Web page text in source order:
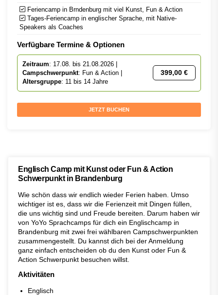
Feriencamp in Brndenburg mit viel Kunst, Fun & Action
Tages-Feriencamp in englischer Sprache, mit Native-
Speakers als Coaches
Verfügbare Termine & Optionen
Zeitraum: 17.08. bis 21.08.2026 |
Campschwerpunkt: Fun & Action |
Altersgruppe: 11 bis 14 Jahre
399,00 €
JETZT BUCHEN
Englisch Camp mit Kunst oder Fun & Action
Schwerpunkt in Brandenburg
Wie schön dass wir endlich wieder Ferien haben. Umso
wichtiger ist es, dass wir die Ferienzeit mit Dingen füllen,
die uns wichtig sind und Freude bereiten. Darum haben wir
von YoYo Sprachcamps für dich ein Englischcamp in
Brandenburg mit zwei frei wählbaren Campschwerpunkten
zusammengestellt. Du kannst dich bei der Anmeldung
ganz einfach entscheiden ob du den Kunst oder Fun &
Action Schwerpunkt besuchen willst.
Aktivitäten
Englisch